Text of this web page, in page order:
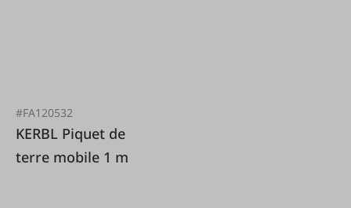
#FA120532
KERBL Piquet de
terre mobile 1 m